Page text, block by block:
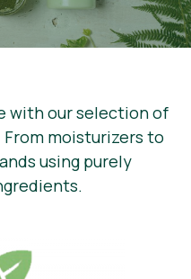
palvelusi
with our selection of
From moisturizers to
using purely